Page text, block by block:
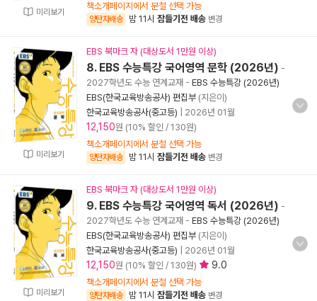
미리보기
책소개페이지에서 분철 선택 가능
양탄자배송 밤 11시 잠들기전 배송 변경
미리보기
EBS 북마크 자 (대상도서 1만원 이상)
8. EBS 수능특강 국어영역 문학 (2026년) -
2027학년도 수능 연계교재 - EBS 수능특강 (2026년)
EBS(한국교육방송공사) 편집부 (지은이)
한국교육방송공사(중고등)
2026년 01월
12,150원 (10% 할인 / 130원)
책소개페이지에서 분철 선택 가능
양탄자배송 밤 11시 잠들기전 배송 변경
미리보기
EBS 북마크 자 (대상도서 1만원 이상)
9. EBS 수능특강 국어영역 독서 (2026년) -
2027학년도 수능 연계교재 - EBS 수능특강 (2026년)
EBS(한국교육방송공사) 편집부 (지은이)
한국교육방송공사(중고등)
2026년 01월
12,150원 (10% 할인 / 130원) 9.0
책소개페이지에서 분철 선택 가능
양탄자배송 밤 11시 잠들기전 배송 변경